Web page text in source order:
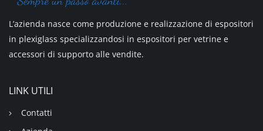
L’azienda nasce come produzione e realizzazione di espositori
in plexiglass specializzandosi in espositori per vetrine e
accessori di supporto alle vendite.
LINK UTILI
Contatti